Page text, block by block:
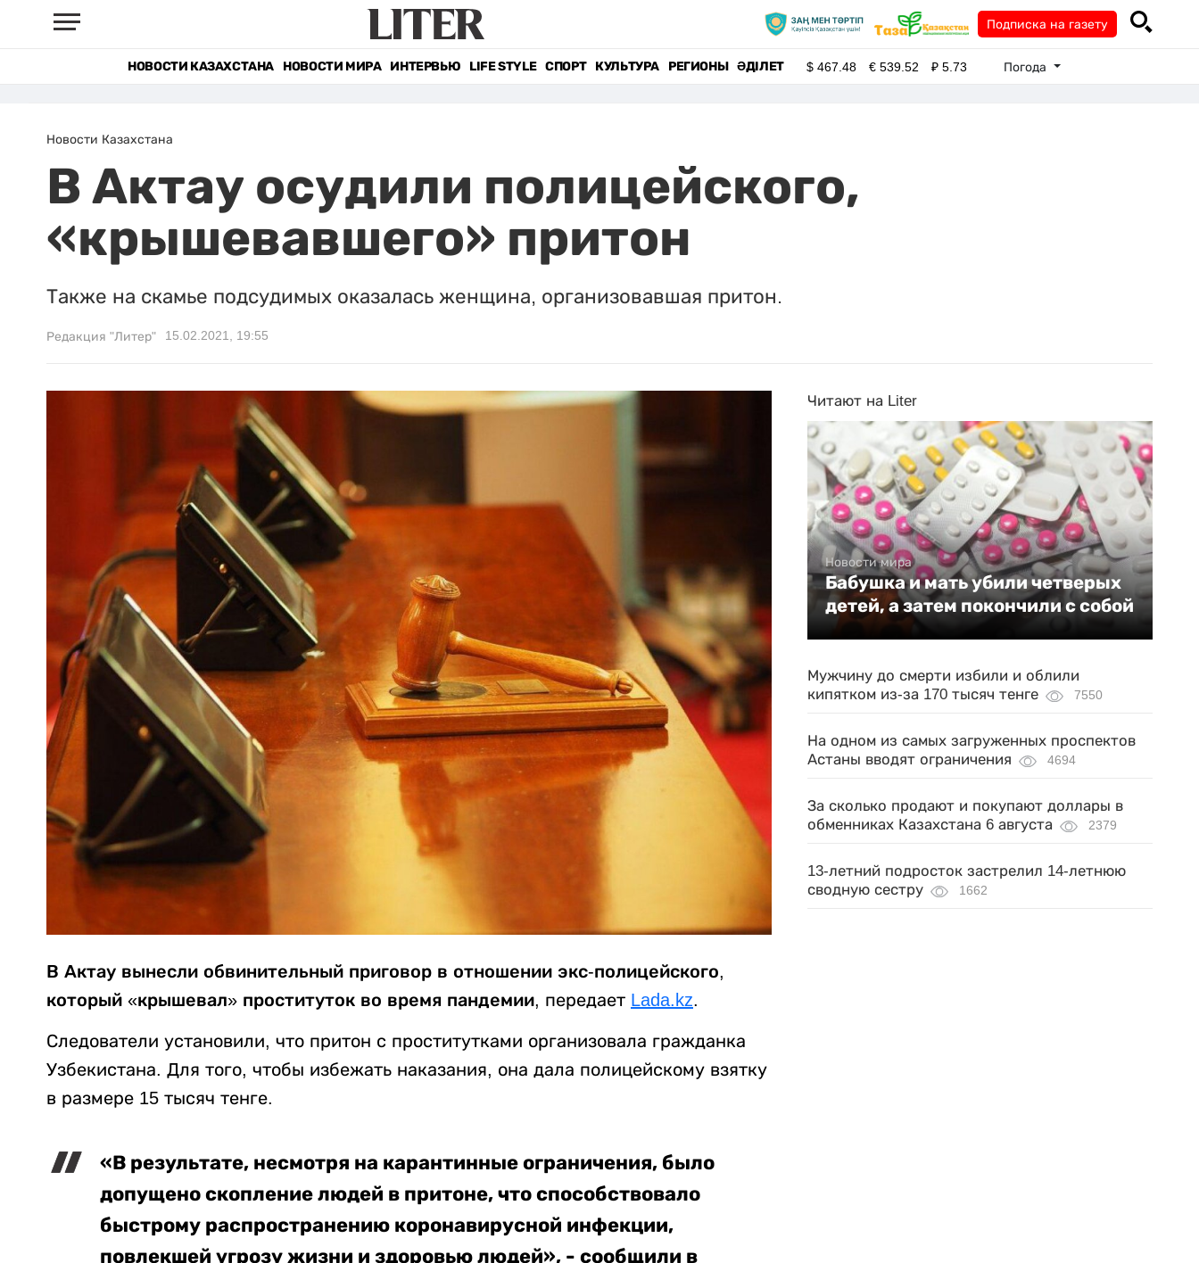
Подписка на газету
НОВОСТИ КАЗАХСТАНА НОВОСТИ МИРА ИНТЕРВЬЮ LIFE STYLE СПОРТ КУЛЬТУРА РЕГИОНЫ ӘДІЛЕТ $467.48 €539.52 ₽5.73 Погода
Новости Казахстана
В Актау осудили полицейского,
«крышевавшего» притон
Также на скамье подсудимых оказалась женщина, организовавшая притон.
Редакция "Литер" 15.02.2021, 19:55
В Актау вынесли обвинительный приговор в отношении экс-полицейского,
который «крышевал» проституток во время пандемии, передает Lada.kz.
Следователи установили, что притон с проститутками организовала гражданка
Узбекистана. Для того, чтобы избежать наказания, она дала полицейскому взятку
в размере 15 тысяч тенге.
«В результате, несмотря на карантинные ограничения, было
допущено скопление людей в притоне, что способствовало
быстрому распространению коронавирусной инфекции,
повлекшей угрозу жизни и здоровью людей», - сообщили в
Читают на Liter
Новости мира
Бабушка и мать убили четверых
детей, а затем покончили с собой
Мужчину до смерти избили и облили
кипятком из-за 170 тысяч тенге
7550
На одном из самых загруженных проспектов
Астаны вводят ограничения
4694
За сколько продают и покупают доллары в
обменниках Казахстана 6 августа
2379
13-летний подросток застрелил 14-летнюю
сводную сестру
1662